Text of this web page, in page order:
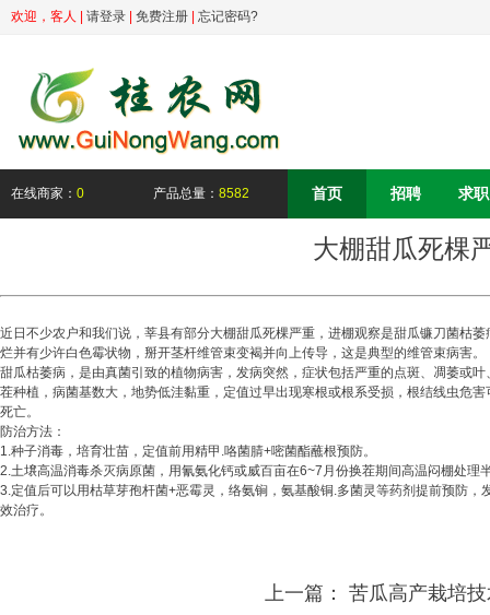
欢迎， 客人 请登录 免费注册 忘记密码?
在线商家： 0 产品总量： 8582 首页 招聘 求职
大棚甜瓜死棵
近日不少农户和我们说，莘县有部分大棚甜瓜死棵严重，进棚观察是甜瓜镰刀菌枯
烂并有少许白色霉状物，掰开茎杆维管束变褐并向上传导，这是典型的维管束病害。
甜瓜枯萎病，是由真菌引致的植物病害，发病突然，症状包括严重的点斑、凋萎或
茬种植，病菌基数大，地势低洼黏重，定值过早出现寒根或根系受损，根结线虫危
死亡。
防治方法：
1.种子消毒，培育壮苗，定值前用精甲.咯菌腈+嘧菌酯蘸根预防。
2.土壌高温消毒杀灭病原菌，用氰氨化钙或威百亩在6~7月份换茬期间高温闷棚处
3.定值后可以用枯草芽孢杆菌+恶霉灵，络氨锏，氨基酸铜.多菌灵等药剂提前预防
效治疗。
上一篇： 苦瓜高产栽培